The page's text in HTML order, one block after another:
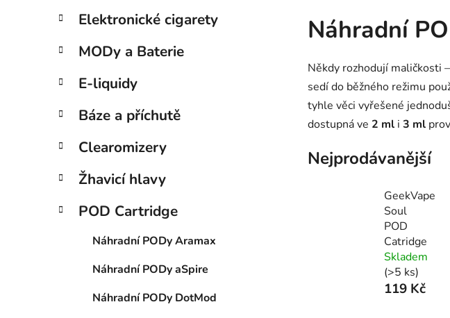
P
s
r
n
n
í
p
n
Přeskočit
kategorie
K
a
e
o
i
Elektronické cigarety
MODy a Baterie
E-liquidy
Báze a příchutě
Clearomizery
Žhavicí hlavy
POD Cartridge
Náhradní PODy Aramax
Náhradní PODy aSpire
Náhradní PODy DotMod
Náhradní
Někdy rozhodují maličkosti
sedí do běžného režimu
tyhle věci vyřešené
dostupná ve 2 ml i 3 ml
Nejprodávanější
GeekVape
Soul
POD
Catridge
Skladem
(>5 ks)
119 Kč